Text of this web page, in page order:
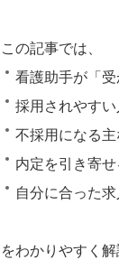
この記事では、
看護助手が「
採用されやす
不採用になる主
内定を引き寄
自分に合った
をわかりやすく解